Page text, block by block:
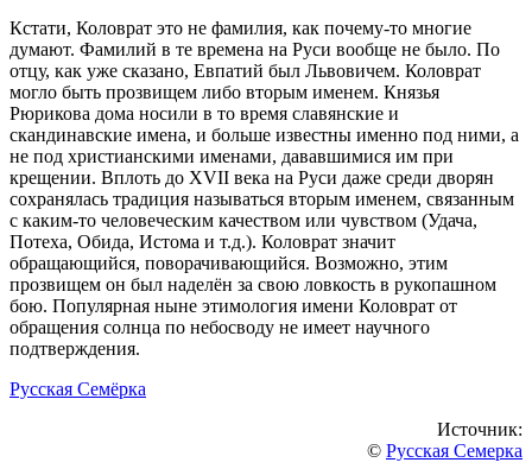
Кстати, Коловрат это не фамилия, как почему-то многие
думают. Фамилий в те времена на Руси вообще не было. По
отцу, как уже сказано, Евпатий был Львовичем. Коловрат
могло быть прозвищем либо вторым именем. Князья
Рюрикова дома носили в то время славянские и
скандинавские имена, и больше известны именно под ними, а
не под христианскими именами, дававшимися им при
крещении. Вплоть до XVII века на Руси даже среди дворян
сохранялась традиция называться вторым именем, связанным
с каким-то человеческим качеством или чувством (Удача,
Потеха, Обида, Истома и т.д.). Коловрат значит
обращающийся, поворачивающийся. Возможно, этим
прозвищем он был наделён за свою ловкость в рукопашном
бою. Популярная ныне этимология имени Коловрат от
обращения солнца по небосводу не имеет научного
подтверждения.
Русская Семёрка
Источник:
© Русская Семерка